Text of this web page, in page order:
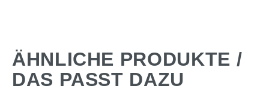
ÄHNLICHE PRODUKTE /
DAS PASST DAZU